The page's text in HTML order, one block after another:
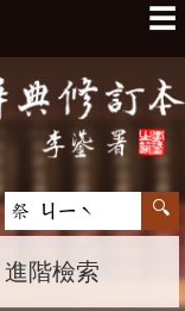
☰
進階檢索